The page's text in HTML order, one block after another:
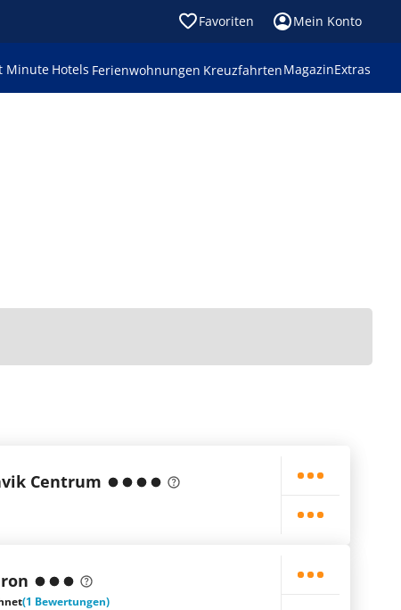
Favoriten Mein Konto
Minute Hotels Ferienwohnungen KreuzfahrtenMagazinExtras
Centrum
(1 Bewertungen)